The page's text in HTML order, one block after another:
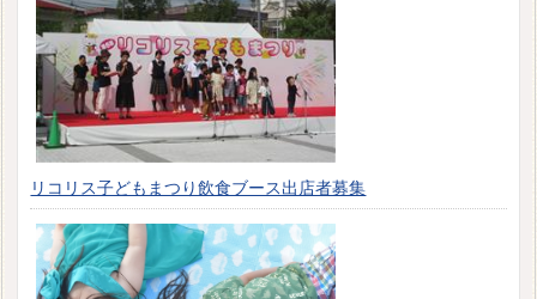
リコリス子どもまつり飲食ブース出店者募集